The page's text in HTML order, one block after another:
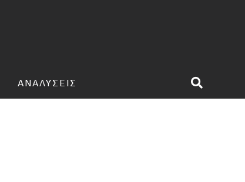
ΑΝΑΛΥΣΕΙΣ